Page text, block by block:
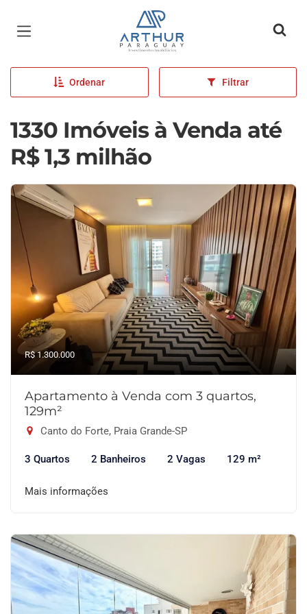
Página inicial
Ordenar Filtrar
1330 Imóveis à Venda até
R$ 1,3 milhão
R$ 1.300.000
Apartamento à Venda com 3 quartos,
129m²
Canto do Forte, Praia Grande-SP
3 Quartos 2 Banheiros 2 Vagas 129 m²
Mais informações